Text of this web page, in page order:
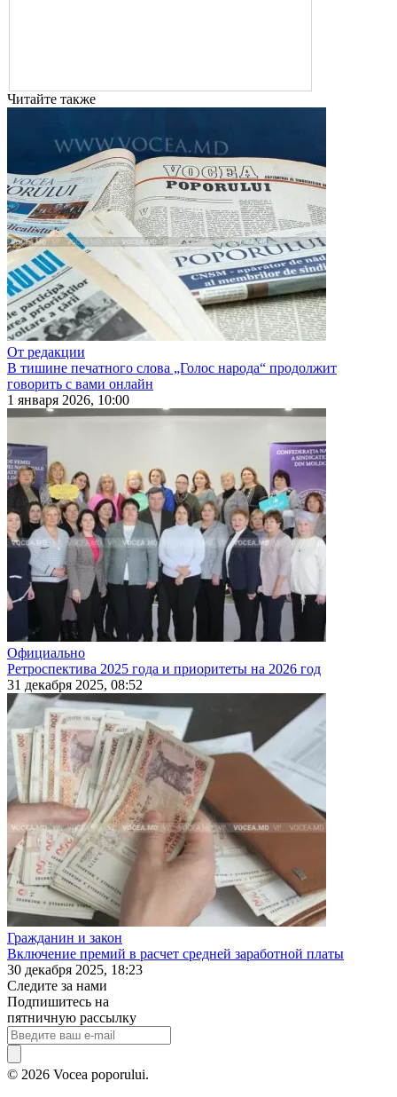
Читайте также
От редакции
В тишине печатного слова „Голос народа“ продолжит
говорить с вами онлайн
1 января 2026, 10:00
Официально
Ретроспектива 2025 года и приоритеты на 2026 год
31 декабря 2025, 08:52
Гражданин и закон
Включение премий в расчет средней заработной платы
30 декабря 2025, 18:23
Следите за нами
Подпишитесь на
пятничную рассылку
© 2026 Vocea poporului.